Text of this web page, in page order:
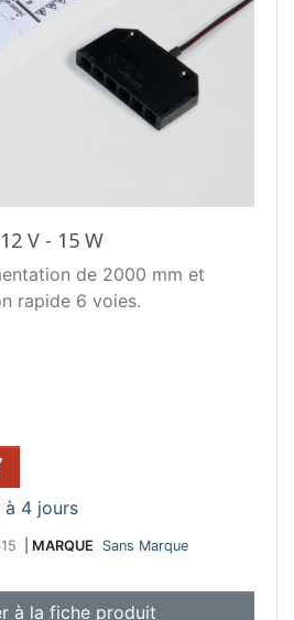
V - 15 W
de 2000 mm et
rapide 6 voies.
à 4 jours
MARQUE Sans Marque
à la fiche produit